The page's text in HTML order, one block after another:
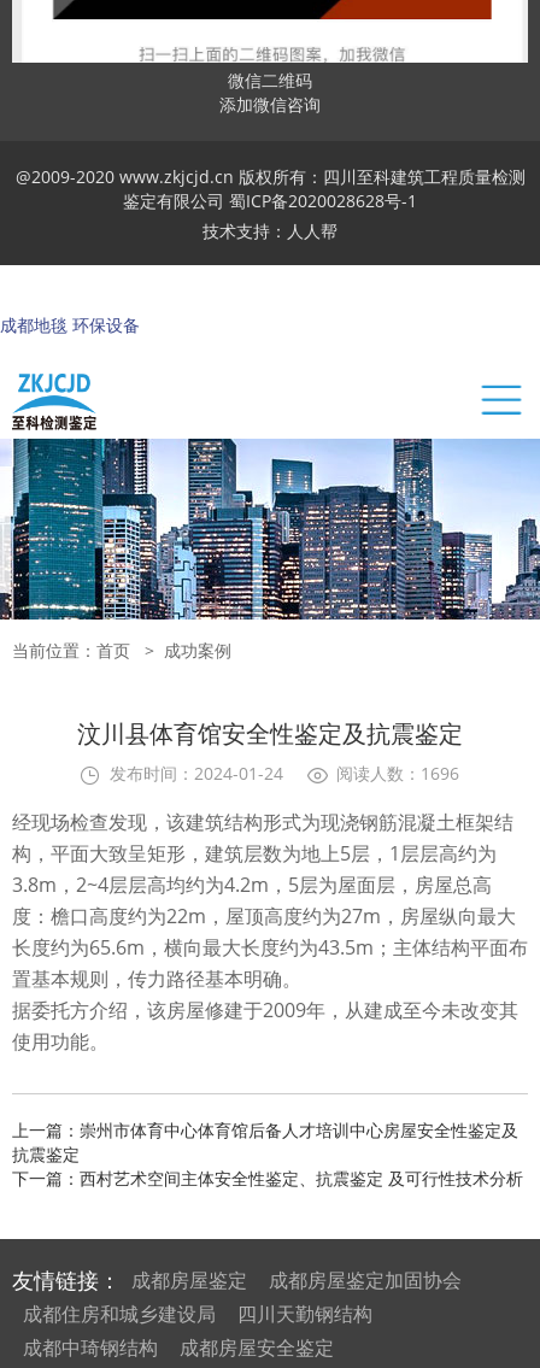
微信二维码
添加微信咨询
@2009-2020 www.zkjcjd.cn 版权所有：四川至科建筑工程质量检测
鉴定有限公司 蜀ICP备2020028628号-1
技术支持：人人帮
成都地毯 环保设备
当前位置： 首页 > 成功案例
汶川县体育馆安全性鉴定及抗震鉴定
发布时间：2024-01-24 阅读人数：1696
经现场检查发现，该建筑结构形式为现浇钢筋混凝土框架结
构，平面大致呈矩形，建筑层数为地上5层，1层层高约为
3.8m，2~4层层高均约为4.2m，5层为屋面层，房屋总高
度：檐口高度约为22m，屋顶高度约为27m，房屋纵向最大
长度约为65.6m，横向最大长度约为43.5m；主体结构平面布
置基本规则，传力路径基本明确。
据委托方介绍，该房屋修建于2009年，从建成至今未改变其
使用功能。
上一篇：崇州市体育中心体育馆后备人才培训中心房屋安全性鉴定及
抗震鉴定
下一篇：西村艺术空间主体安全性鉴定、抗震鉴定 及可行性技术分析
友情链接： 成都房屋鉴定
成都房屋鉴定加固协会
成都住房和城乡建设局
四川天勤钢结构
成都中琦钢结构
成都房屋安全鉴定